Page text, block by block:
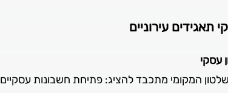
תאגידים עירוניים
עסקי
המקומי מתכבד להציג: פתיחת חשבונות עסקיים